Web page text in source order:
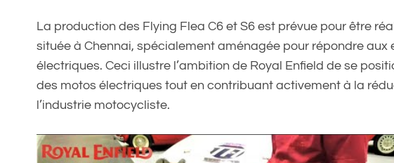
La production des Flying Flea C6 et S6 est prévue pour être
située à Chennai, spécialement aménagée pour répondre
électriques. Ceci illustre l’ambition de Royal Enfield de se
des motos électriques tout en contribuant activement à la
l’industrie motocycliste.